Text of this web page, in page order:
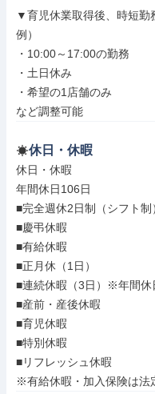
▼育児休業取得後、時短勤
例）
・10:00～17:00の勤務
・土日休み
・希望の1店舗のみ
など調整可能
休日・休暇
休日・休暇
年間休日106日
■完全週休2日制（シフト制
■慶弔休暇
■有給休暇
■正月休（1日）
■連続休暇（3日）※年間休
■産前・産後休暇
■育児休暇
■特別休暇
■リフレッシュ休暇
※有給休暇・加入保険は法